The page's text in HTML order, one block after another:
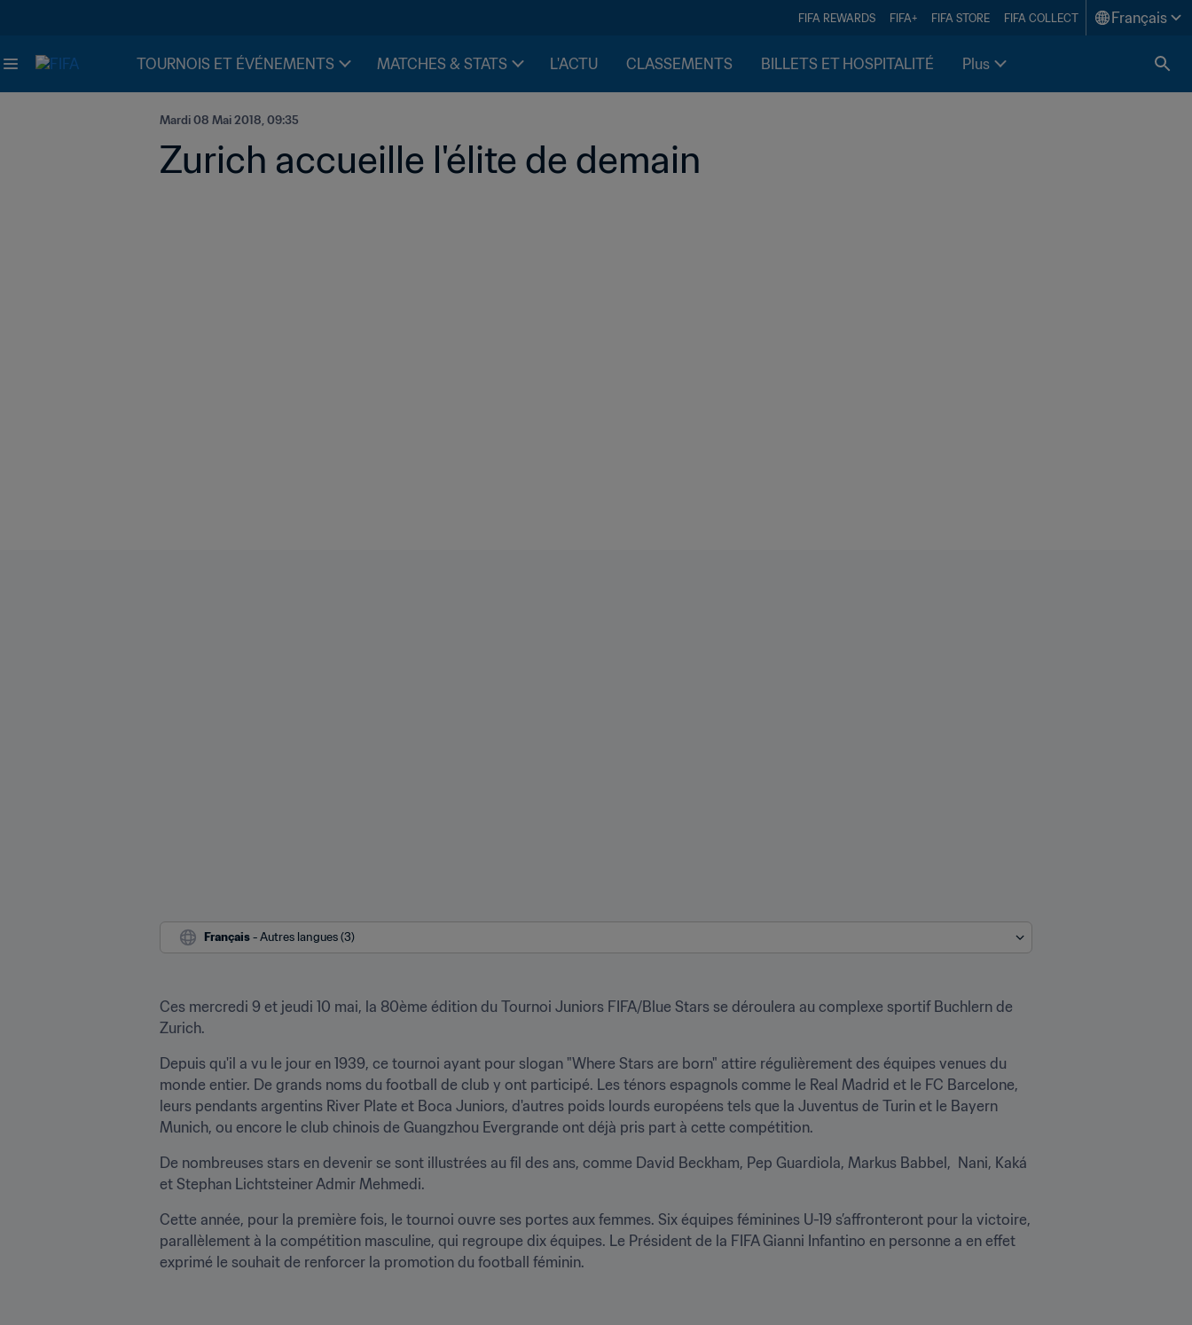
FIFA REWARDS FIFA+ FIFA STORE FIFA COLLECT Français
TOURNOIS ET ÉVÉNEMENTS MATCHES & STATS L'ACTU CLASSEMENTS BILLETS ET HOSPITALITÉ Plus
Mardi 08 Mai 2018, 09:35
Zurich accueille l'élite de demain
Français - Autres langues (3)
Ces mercredi 9 et jeudi 10 mai, la 80ème édition du Tournoi Juniors FIFA/Blue Stars se déroulera au complexe sportif Buchlern de
Zurich.
Depuis qu'il a vu le jour en 1939, ce tournoi ayant pour slogan "Where Stars are born" attire régulièrement des équipes venues du
monde entier. De grands noms du football de club y ont participé. Les ténors espagnols comme le Real Madrid et le FC Barcelone,
leurs pendants argentins River Plate et Boca Juniors, d'autres poids lourds européens tels que la Juventus de Turin et le Bayern
Munich, ou encore le club chinois de Guangzhou Evergrande ont déjà pris part à cette compétition.
De nombreuses stars en devenir se sont illustrées au fil des ans, comme David Beckham, Pep Guardiola, Markus Babbel,  Nani, Kaká
et Stephan Lichtsteiner Admir Mehmedi.
Cette année, pour la première fois, le tournoi ouvre ses portes aux femmes. Six équipes féminines U-19 s’affronteront pour la victoire,
parallèlement à la compétition masculine, qui regroupe dix équipes. Le Président de la FIFA Gianni Infantino en personne a en effet
exprimé le souhait de renforcer la promotion du football féminin.